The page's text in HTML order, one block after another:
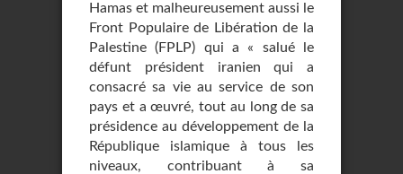
Hamas et malheureusement aussi le
Front Populaire de Libération de la
Palestine (FPLP) qui a « salué le
défunt président iranien qui a
consacré sa vie au service de son
pays et a œuvré, tout au long de sa
présidence au développement de la
République islamique à tous les
niveaux, contribuant à sa